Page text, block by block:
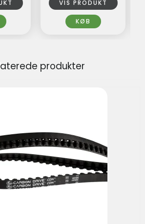
VIS PRODUKT
KØB
produkter